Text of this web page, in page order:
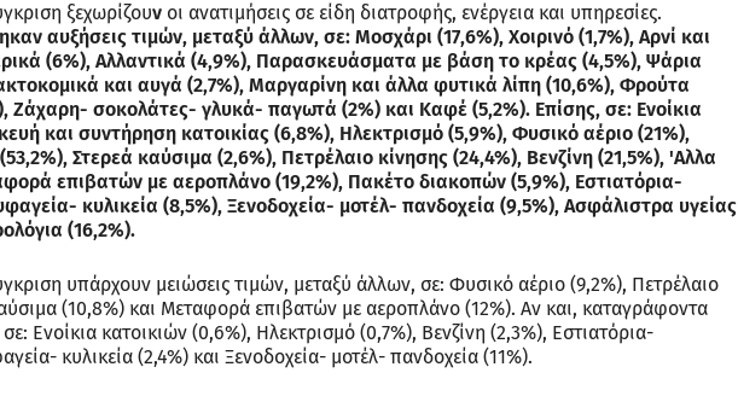
ξεχωρίζουν οι ανατιμήσεις σε είδη διατροφής, ενέργεια και υπηρεσίες.
αυξήσεις τιμών, μεταξύ άλλων, σε: Μοσχάρι (17,6%), Χοιρινό (1,7%), Αρνί και
(6%), Αλλαντικά (4,9%), Παρασκευάσματα με βάση το κρέας (4,5%), Ψάρια
και αυγά (2,7%), Μαργαρίνη και άλλα φυτικά λίπη (10,6%), Φρούτα
Ζάχαρη- σοκολάτες- γλυκά- παγωτά (2%) και Καφέ (5,2%). Επίσης, σε: Ενοίκια
και συντήρηση κατοικίας (6,8%), Ηλεκτρισμό (5,9%), Φυσικό αέριο (21%),
Στερεά καύσιμα (2,6%), Πετρέλαιο κίνησης (24,4%), Βενζίνη (21,5%), 'Αλλα
επιβατών με αεροπλάνο (19,2%), Πακέτο διακοπών (5,9%), Εστιατόρια-
κυλικεία (8,5%), Ξενοδοχεία- μοτέλ- πανδοχεία (9,5%), Ασφάλιστρα υγείας
(16,2%).
υπάρχουν μειώσεις τιμών, μεταξύ άλλων, σε: Φυσικό αέριο (9,2%), Πετρέλαιο
(10,8%) και Μεταφορά επιβατών με αεροπλάνο (12%). Αν και, καταγράφοντα
Ενοίκια κατοικιών (0,6%), Ηλεκτρισμό (0,7%), Βενζίνη (2,3%), Εστιατόρια-
κυλικεία (2,4%) και Ξενοδοχεία- μοτέλ- πανδοχεία (11%).